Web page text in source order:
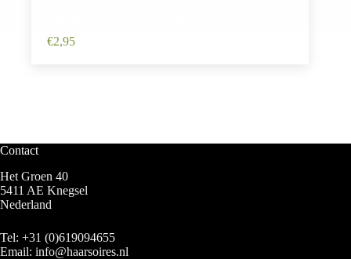
€2,95
Contact
Het Groen 40
5411 AE Knegsel
Nederland
Tel: +31 (0)619094655
Email: info@haarsoires.nl